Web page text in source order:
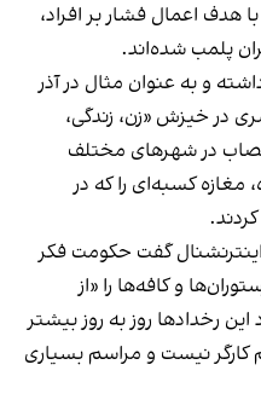
هدف اعمال فشار بر افراد،
پلمب شده‌اند.
و به عنوان مثال در آذر
در خیزش «زن، زندگی،
در شهرهای مختلف
مغازه کسبه‌ای را که در
گفت حکومت فکر
و کافه‌ها را «از
این رخدادها روز به روز بیشتر
نیست و مراسم بسیاری